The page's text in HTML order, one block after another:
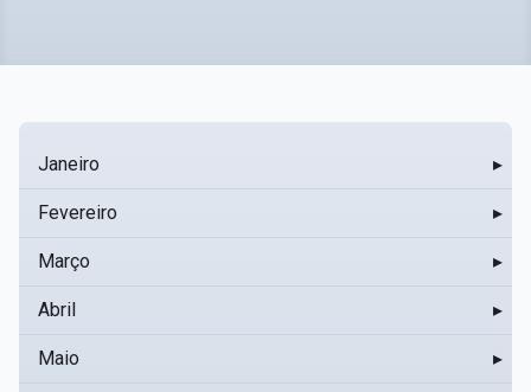
Janeiro ▸
Fevereiro ▸
Março ▸
Abril ▸
Maio ▸